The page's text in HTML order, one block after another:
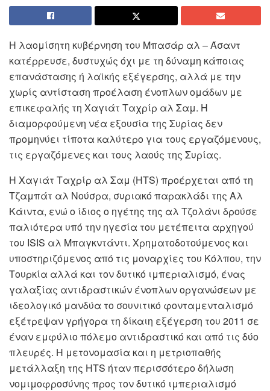
Η λαομίσητη κυβέρνηση του Μπασάρ αλ – Άσαντ
κατέρρευσε, δυστυχώς όχι με τη δύναμη κάποιας
επανάστασης ή λαϊκής εξέγερσης, αλλά με την
χωρίς αντίσταση προέλαση ένοπλων ομάδων με
επικεφαλής τη Χαγιάτ Ταχρίρ αλ Σαμ. Η
διαμορφούμενη νέα εξουσία της Συρίας δεν
προμηνύει τίποτα καλύτερο για τους εργαζόμενους,
τις εργαζόμενες και τους λαούς της Συρίας.
Η Χαγιάτ Ταχρίρ αλ Σαμ (HTS) προέρχεται από τη
Τζαμπάτ αλ Νούσρα, συριακό παρακλάδι της Αλ
Κάιντα, ενώ ο ίδιος ο ηγέτης της αλ Τζολάνι δρούσε
παλιότερα υπό την ηγεσία του μετέπειτα αρχηγού
του ISIS αλ Μπαγκντάντι. Χρηματοδοτούμενος και
υποστηριζόμενος από τις μοναρχίες του Κόλπου, την
Τουρκία αλλά και τον δυτικό ιμπεριαλισμό, ένας
γαλαξίας αντιδραστικών ένοπλων οργανώσεων με
ιδεολογικό μανδύα το σουνιτικό φονταμενταλισμό
εξέτρεψαν γρήγορα τη δίκαιη εξέγερση του 2011 σε
έναν εμφύλιο πόλεμο αντιδραστικό και από τις δύο
πλευρές. Η μετονομασία και η μετριοπαθής
μετάλλαξη της HTS ήταν περισσότερο δήλωση
νομιμοφροσύνης προς τον δυτικό ιμπεριαλισμό